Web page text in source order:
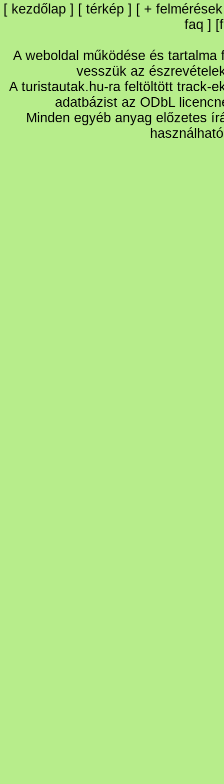
[ kezdőlap ] [ térkép ] [ + felmérések
faq ] [
A weboldal működése és
vesszük az
A turistautak.hu-ra feltöltött track-
adatbázist az ODbL
Minden egyéb anyag előzetes